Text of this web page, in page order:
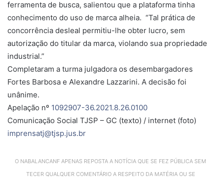
ferramenta de busca, salientou que a plataforma tinha
conhecimento do uso de marca alheia. “Tal prática de
concorrência desleal permitiu-lhe obter lucro, sem
autorização do titular da marca, violando sua propriedade
industrial.”
Completaram a turma julgadora os desembargadores
Fortes Barbosa e Alexandre Lazzarini. A decisão foi
unânime.
Apelação nº 1092907-36.2021.8.26.0100
Comunicação Social TJSP – GC (texto) / internet (foto)
imprensatj@tjsp.jus.br
O NABALANCANF APENAS REPOSTA A NOTÍCIA QUE SE FEZ PÚBLICA SEM
TECER QUALQUER COMENTÁRIO A RESPEITO DA MATÉRIA OU SE